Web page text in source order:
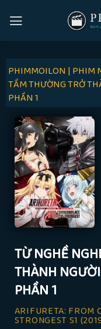
PHIMMOILON | PHIM
TẦM THƯỜNG TRỞ
PHẦN 1
TỪ NGHỀ
THÀNH
PHẦN 1
ARIFURETA: FROM
STRONGEST S1